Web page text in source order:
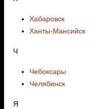
Хабаровск
Ханты-Мансийск
Ч
Чебоксары
Челябинск
Я